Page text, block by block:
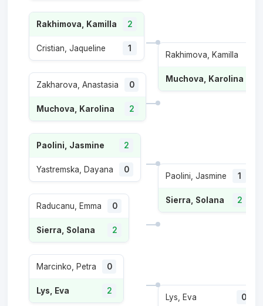
Rakhimova, Kamilla 2
Cristian, Jaqueline 1
Zakharova, Anastasia 0
Muchova, Karolina 2
Paolini, Jasmine 2
Yastremska, Dayana 0
Raducanu, Emma 0
Sierra, Solana 2
Marcinko, Petra 0
Lys, Eva 2
Rakhimova, Kamilla
Muchova, Karolina
Paolini, Jasmine 1
Sierra, Solana 2
Lys, Eva 0